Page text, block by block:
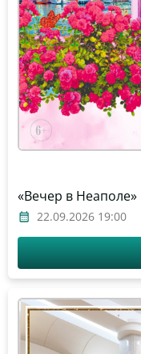
«Вечер в Неаполе»
22.09.2026 19:00